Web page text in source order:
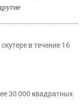
в течение 16
30 000 квадратных